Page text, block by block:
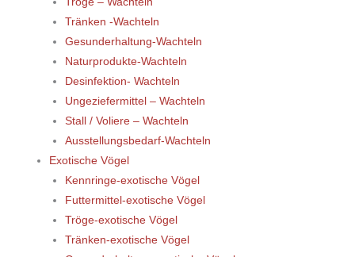
Tränken -Wachteln
Gesunderhaltung-Wachteln
Naturprodukte-Wachteln
Desinfektion- Wachteln
Ungeziefermittel – Wachteln
Stall / Voliere – Wachteln
Ausstellungsbedarf-Wachteln
Exotische Vögel
Kennringe-exotische Vögel
Futtermittel-exotische Vögel
Tröge-exotische Vögel
Tränken-exotische Vögel